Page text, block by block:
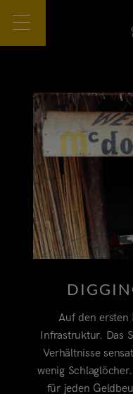
Auf den ersten
Infrastruktur. Das
Verhältnisse
wenig
für jeden